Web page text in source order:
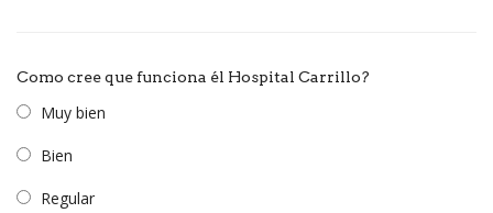
Como cree que funciona él Hospital Carrillo?
Muy bien
Bien
Regular